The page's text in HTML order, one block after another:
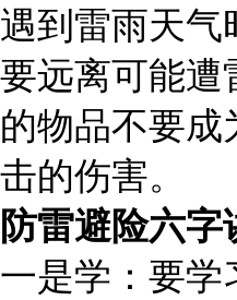
遇到雷雨天气
要远离可能遭
的物品不要成
击的伤害。
防雷避险六字
一是学：要学